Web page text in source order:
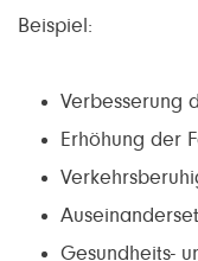
Beispiel:
Verbesserung
Erhöhung der
Gesundheits-